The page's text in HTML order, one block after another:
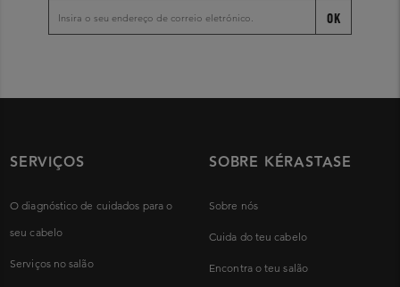
OK
SERVIÇOS
O diagnóstico de cuidados para o
seu cabelo
Serviços no salão
SOBRE KÉRASTASE
Sobre nós
Cuida do teu cabelo
Encontra o teu salão